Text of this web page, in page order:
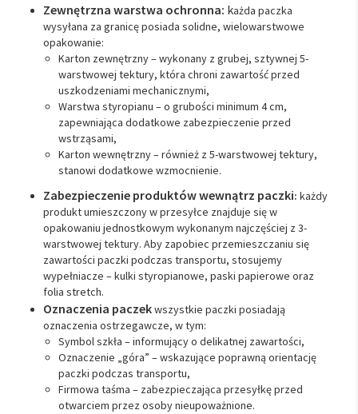
Zewnętrzna warstwa ochronna: każda paczka
wysyłana za granicę posiada solidne, wielowarstwowe
opakowanie:
Karton zewnętrzny – wykonany z grubej, sztywnej 5-
warstwowej tektury, która chroni zawartość przed
uszkodzeniami mechanicznymi,
Warstwa styropianu – o grubości minimum 4 cm,
zapewniająca dodatkowe zabezpieczenie przed
wstrząsami,
Karton wewnętrzny – również z 5-warstwowej tektury,
stanowi dodatkowe wzmocnienie.
Zabezpieczenie produktów wewnątrz paczki: każdy
produkt umieszczony w przesyłce znajduje się w
opakowaniu jednostkowym wykonanym najczęściej z 3-
warstwowej tektury. Aby zapobiec przemieszczaniu się
zawartości paczki podczas transportu, stosujemy
wypełniacze – kulki styropianowe, paski papierowe oraz
folia stretch.
Oznaczenia paczekwszystkie paczki posiadają
oznaczenia ostrzegawcze, w tym:
Symbol szkła – informujący o delikatnej zawartości,
Oznaczenie „góra” – wskazujące poprawną orientację
paczki podczas transportu,
Firmowa taśma – zabezpieczająca przesyłkę przed
otwarciem przez osoby nieupoważnione.